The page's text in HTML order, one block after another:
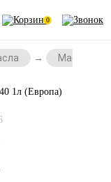
0
Масла для
1л (Европа)